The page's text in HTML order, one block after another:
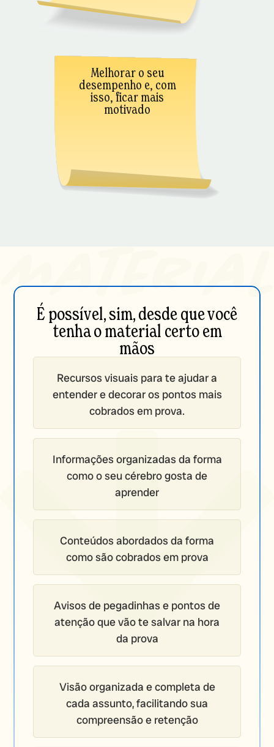
Melhorar o seu
desempenho e, com
isso, ficar mais
motivado
É possível, sim, desde que você
tenha o material certo em
mãos
Recursos visuais para te ajudar a
entender e decorar os pontos mais
cobrados em prova.
Informações organizadas da forma
como o seu cérebro gosta de
aprender
Conteúdos abordados da forma
como são cobrados em prova
Avisos de pegadinhas e pontos de
atenção que vão te salvar na hora
da prova
Visão organizada e completa de
cada assunto, facilitando sua
compreensão e retenção